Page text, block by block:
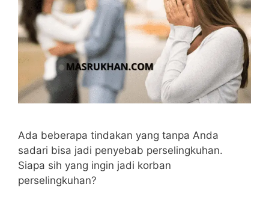
Ada beberapa tindakan yang tanpa Anda
sadari bisa jadi penyebab perselingkuhan.
Siapa sih yang ingin jadi korban
perselingkuhan?